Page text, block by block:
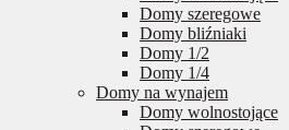
Domy szeregowe
Domy bliźniaki
Domy 1/2
Domy 1/4
Domy na wynajem
Domy wolnostojące